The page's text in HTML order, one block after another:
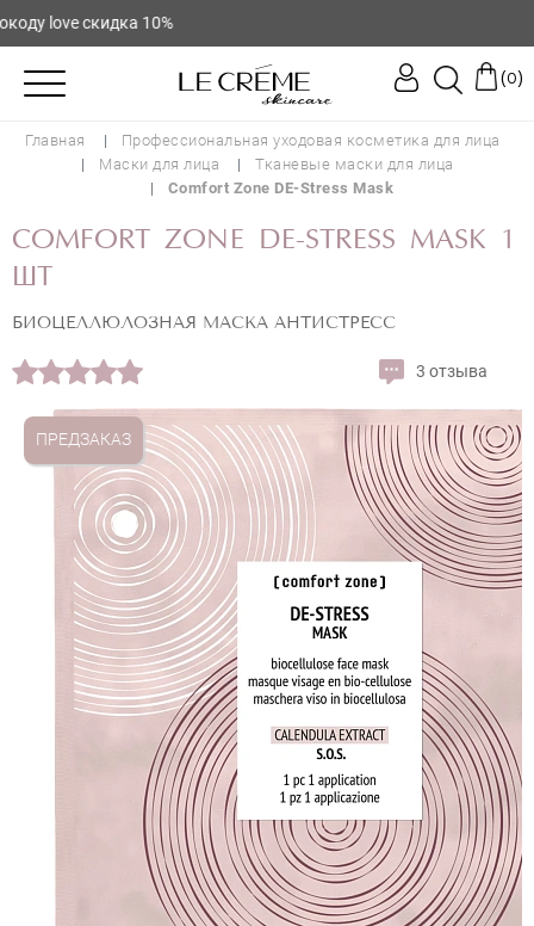
скидка 10%
(0)
Главная
Профессиональная уходовая косметика для лица
Маски для лица
Тканевые маски для лица
Comfort Zone DE-Stress Mask
COMFORT ZONE DE-STRESS MASK 1
ШТ
БИОЦЕЛЛЮЛОЗНАЯ МАСКА АНТИСТРЕСС
3 отзыва
ПРЕДЗАКАЗ